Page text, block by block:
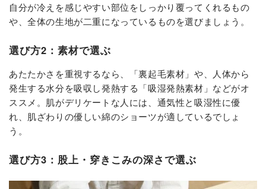
自分が冷えを感じやすい部位をしっかり覆ってくれるもの
や、全体の生地が二重になっているものを選びましょう。
選び方2：素材で選ぶ
あたたかさを重視するなら、「裏起毛素材」や、人体から
発生する水分を吸収し発熱する「吸湿発熱素材」などがオ
ススメ。肌がデリケートな人には、通気性と吸湿性に優
れ、肌ざわりの優しい綿のショーツが適しているでしょ
う。
選び方3：股上・穿きこみの深さで選ぶ